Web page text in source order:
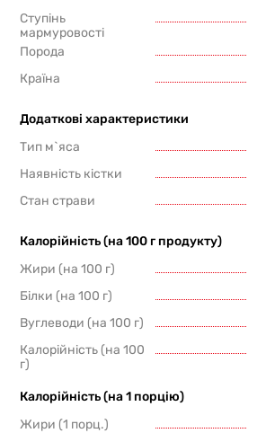
Ступінь
мармуровості
Порода
Країна
Додаткові характеристики
Тип м`яса
Наявність кістки
Стан страви
Калорійність (на 100 г продукту)
Жири (на 100 г)
Білки (на 100 г)
Вуглеводи (на 100 г)
Калорійність (на 100
г)
Калорійність (на 1 порцію)
Жири (1 порц.)